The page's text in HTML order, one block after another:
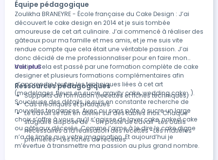
Équipe pédagogique
Zoulikha BRANEYRE - École française du Cake Design : J’ai
découvert le cake design en 2014 et je suis tombée
amoureuse de cet art culinaire. J’ai commencé à réaliser des
gâteaux pour ma famille et mes amis, et je me suis vite
rendue compte que cela était une véritable passion. J’ai
donc décidé de me professionnaliser pour en faire mon
métier. Cela est passé par une formation complète de cake
designer et plusieurs formations complémentaires afin
d’apprendre toutes les techniques liées à cet art
(modelages, fleurs en sucre, gravity cake, wedding cake...).
Soucieuse des détails, je suis en constante recherche de
nouvelles tendances. Avec ou sans pâte à sucre un large
choix s’offre à vous, qu’il s’agisse de layer cake, naked cake
ou gâteaux décorée. Comme j’aime à le dire le cake digne
n’a de limite que votre imagination. Et aujourd’hui je
m’évertue à transmettre ma passion au plus grand nombre.
Voir plus
Ressources pédagogiques
Supports de formation (recettes et fiches techniques)
Cas théoriques et pratiques
Le travail se fait en atelier sur des tables inox. Chaque
stagiaire dispose de : -Un poste de travail -Les outils
nécessaires à la réalisation des recettes -Les matières
premières -Les fiches de recettes